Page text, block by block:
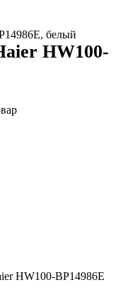
HW100-
HW100-BP14986E